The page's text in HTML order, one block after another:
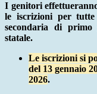
I genitori
le iscrizioni per
secondaria di primo
statale.
Le iscrizioni si
del 13 gennaio
2026.